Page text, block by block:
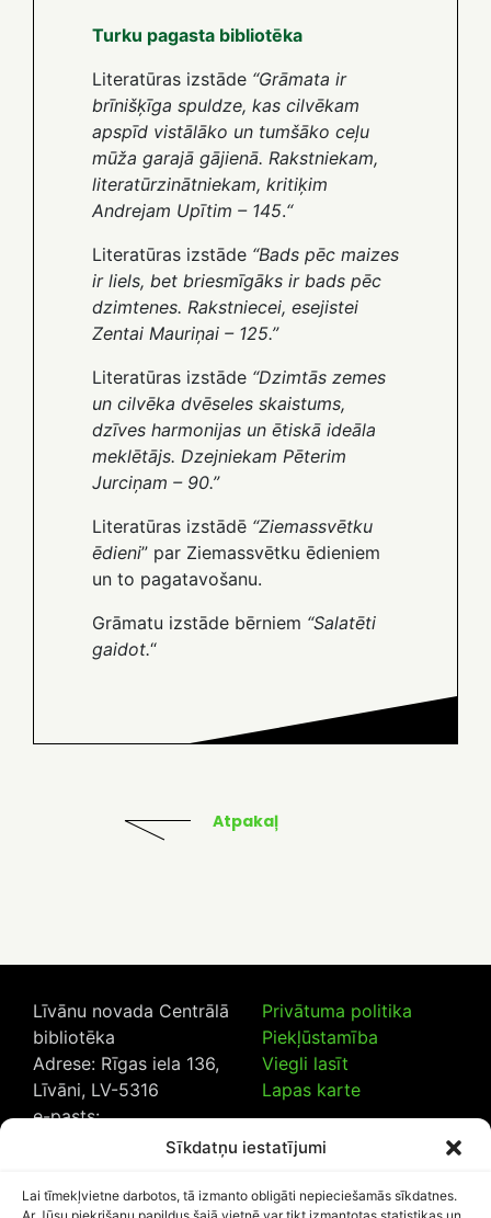
Sīkdatņu iestatījumi
Lai tīmekļvietne darbotos, tā izmanto obligāti nepieciešamās sīkdatnes.
Turku pagasta bibliotēka
Literatūras izstāde “Grāmata ir
brīnišķīga spuldze, kas cilvēkam
apspīd vistālāko un tumšāko ceļu
mūža garajā gājienā. Rakstniekam,
literatūrzinātniekam, kritiķim
Andrejam Upītim – 145.“
Literatūras izstāde “Bads pēc maizes
ir liels, bet briesmīgāks ir bads pēc
dzimtenes. Rakstniecei, esejistei
Zentai Mauriņai – 125.”
Literatūras izstāde “Dzimtās zemes
un cilvēka dvēseles skaistums,
dzīves harmonijas un ētiskā ideāla
meklētājs. Dzejniekam Pēterim
Jurciņam – 90.”
Literatūras izstādē “Ziemassvētku
ēdieni” par Ziemassvētku ēdieniem
un to pagatavošanu.
Grāmatu izstāde bērniem “Salatēti
gaidot.“
Atpakaļ
Līvānu novada Centrālā
bibliotēka
Adrese: Rīgas iela 136,
Līvāni, LV-5316
e-pasts:
20230925
Privātuma politika
Piekļūstamība
Viegli lasīt
Lapas karte